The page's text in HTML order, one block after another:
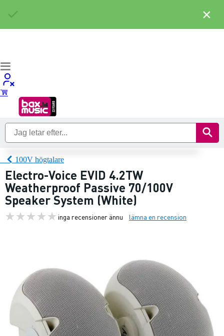
100V högtalare
Electro-Voice EVID 4.2TW
Weatherproof Passive 70/100V
Speaker System (White)
inga recensioner ännu lämna en recension
×